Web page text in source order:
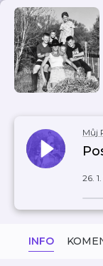
Můj
26.
INFO